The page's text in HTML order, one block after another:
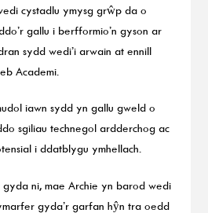
cystadlu ymysg grŵp da o
gallu i berfformio’n gyson ar
sydd wedi’i arwain at ennill
Academi.
iawn sydd yn gallu gweld o
sgiliau technegol ardderchog ac
i ddatblygu ymhellach.
ni, mae Archie yn barod wedi
gyda’r garfan hŷn tra oedd